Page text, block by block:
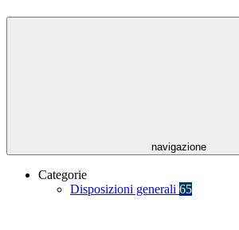
navigazione
Categorie
Disposizioni generali 65